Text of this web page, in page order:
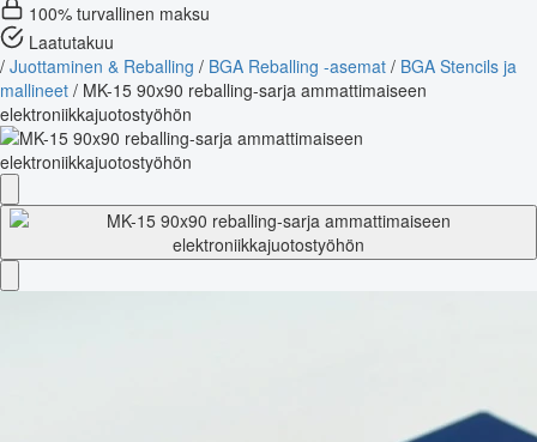
100% turvallinen maksu
Laatutakuu
/ Juottaminen & Reballing / BGA Reballing -asemat / BGA Stencils ja
mallineet / MK-15 90x90 reballing-sarja ammattimaiseen
elektroniikkajuotostyöhön